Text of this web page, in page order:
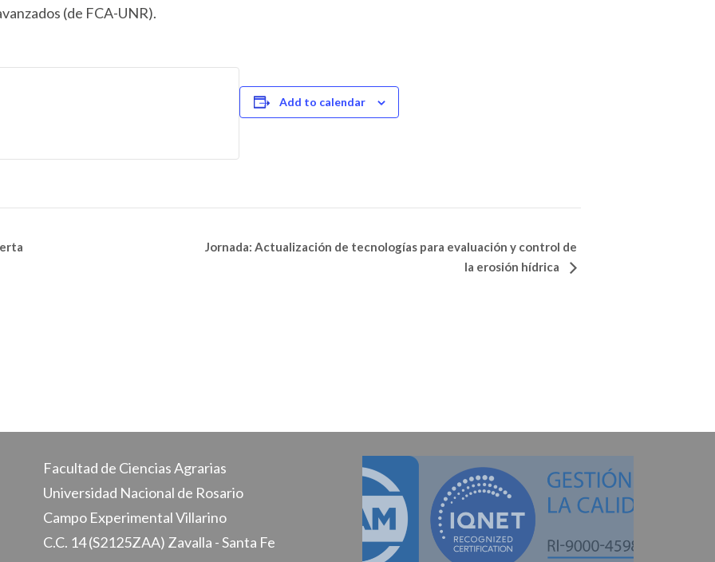
(de FCA-UNR).
Add to calendar
Jornada: Actualización de tecnologías para evaluación y control de
la erosión hídrica
Facultad de Ciencias Agrarias
Universidad Nacional de Rosario
Campo Experimental Villarino
C.C. 14 (S2125ZAA) Zavalla - Santa Fe